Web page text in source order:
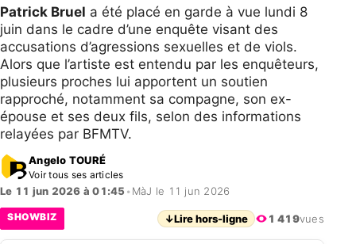
Patrick Bruel a été placé en garde à vue lundi 8
juin dans le cadre d’une enquête visant des
accusations d’agressions sexuelles et de viols.
Alors que l’artiste est entendu par les enquêteurs,
plusieurs proches lui apportent un soutien
rapproché, notamment sa compagne, son ex-
épouse et ses deux fils, selon des informations
relayées par BFMTV.
Angelo TOURÉ
Voir tous ses articles
Le 11 jun 2026 à 01:45 • MàJ le 11 jun 2026
SHOWBIZ ↓Lire hors-ligne 1 419vues